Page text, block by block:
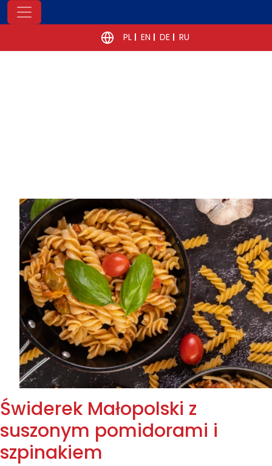
PL EN DE RU
Świderek Małopolski z
suszonym pomidorami i
szpinakiem